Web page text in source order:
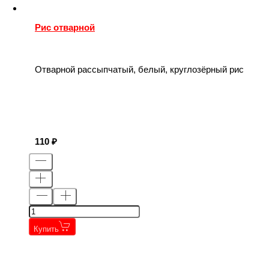
Рис отварной
Отварной рассыпчатый, белый, круглозёрный рис
110
Купить